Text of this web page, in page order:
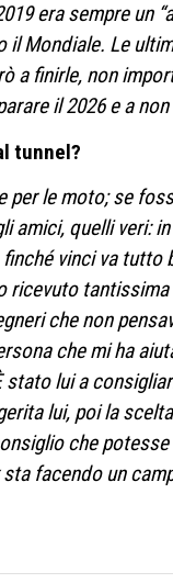
era sempre un
il Mondiale. Le
a finirle, non
il 2026 e a
tunnel?
per le moto; se
amici, quelli veri:
vinci va tutto
ricevuto
che non
che mi ha
stato lui a
lui, poi la
che potesse
sta facendo un